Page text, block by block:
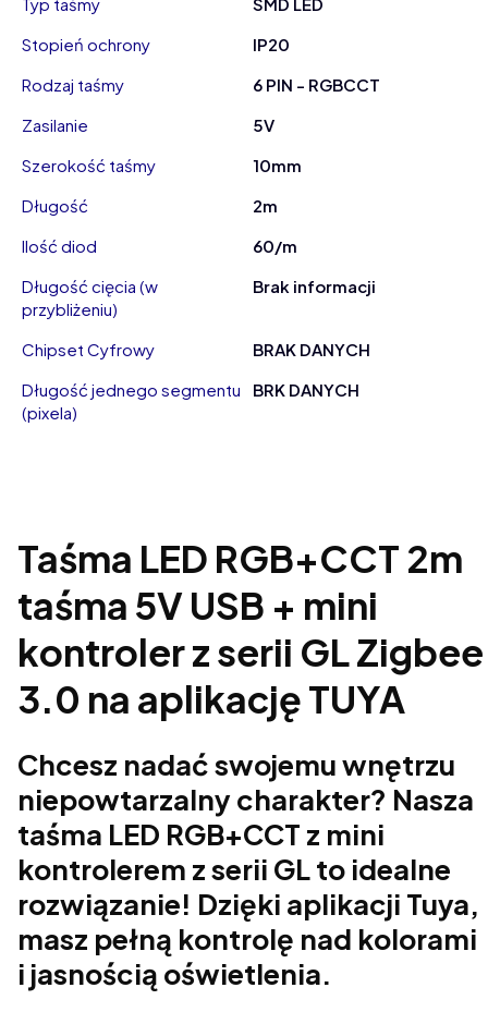
Stopień ochrony
IP20
Rodzaj taśmy
6 PIN - RGBCCT
Zasilanie
5V
Szerokość taśmy
10mm
Długość
2m
Ilość diod
60/m
Długość cięcia (w
przybliżeniu)
Brak informacji
Chipset Cyfrowy
BRAK DANYCH
Długość jednego segmentu
(pixela)
BRK DANYCH
Taśma LED RGB+CCT 2m
taśma 5V USB + mini
kontroler z serii GL Zigbee
3.0 na aplikację TUYA
Chcesz nadać swojemu wnętrzu
niepowtarzalny charakter? Nasza
taśma LED RGB+CCT z mini
kontrolerem z serii GL to idealne
rozwiązanie! Dzięki aplikacji Tuya,
masz pełną kontrolę nad kolorami
i jasnością oświetlenia.